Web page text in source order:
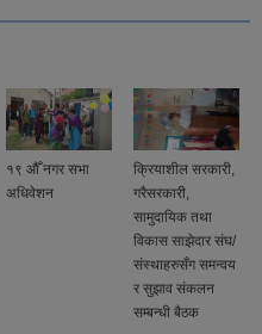
१९ औँ नगर सभा
अधिवेशन
क्रियाशील सरकारी,
गरैसरकारी,
सामुदायिक तथा
विकास साझेदार संघ/
संस्थाहरुसँग समन्वय
र सुझाव संकलन
सम्बन्धी बैठक